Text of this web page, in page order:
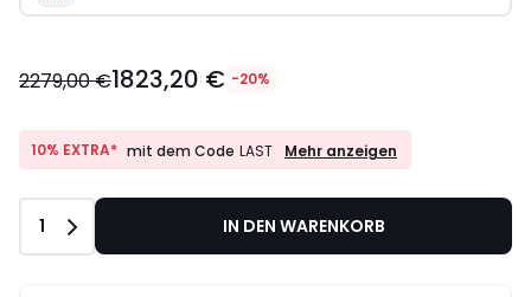
2279,00 €1823,20 € -20%
10% EXTRA* mit dem Code LAST
10%
Code
LAST
Mehr anzeigen
Anzahl
1 IN DEN WARENKORB